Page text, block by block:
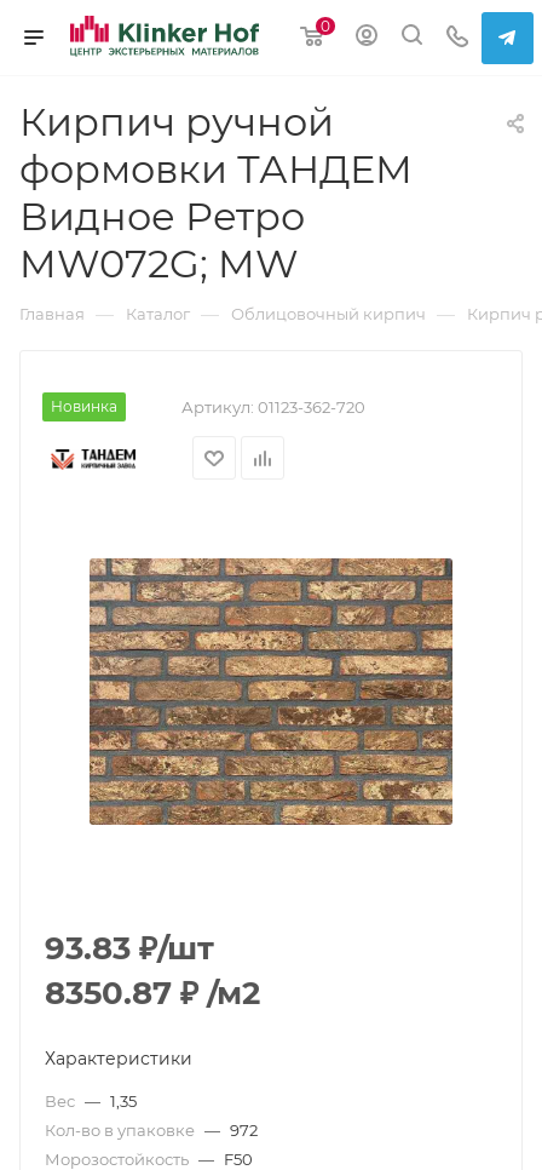
0
Кирпич ручной
формовки ТАНДЕМ
Видное Ретро
MW072G; MW
Главная — Каталог — Облицовочный кирпич — Кирпич
Новинка Артикул: 01123-362-720
93.83 ₽/шт
8350.87 ₽ /м2
Характеристики
Вес — 1,35
Кол-во в упаковке — 972
Морозостойкость — F50